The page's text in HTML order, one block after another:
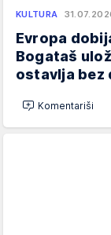
KULTURA
Evropa
Bogataš
ostavlja bez
Komentariši